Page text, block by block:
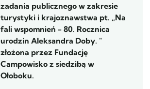
zadania publicznego w zakresie
turystyki i krajoznawstwa pt. „Na
fali wspomnień - 80. Rocznica
urodzin Aleksandra Doby. "
złożona przez Fundację
Campowisko z siedzibą w
Ołoboku.